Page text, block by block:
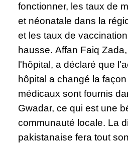
fonctionner, les taux de
et néonatale dans la
et les taux de
hausse. Affan Faiq
l'hôpital, a déclaré que
hôpital a changé la
médicaux sont fournis
Gwadar, ce qui est une
communauté locale. La
pakistanaise fera tout